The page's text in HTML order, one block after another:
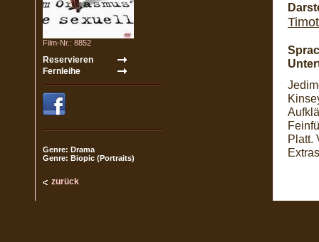
Film-Nr.: 8852
Genre: Drama
Genre: Biopic (Portraits)
zurück
Platt.